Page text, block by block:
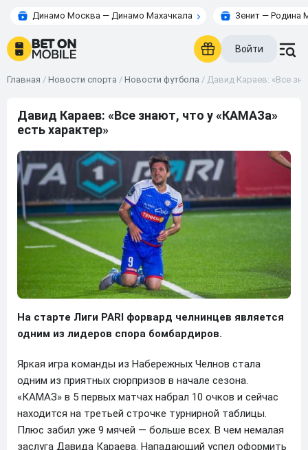
Динамо Москва — Динамо Махачкала Зенит — Родина
Войти
Главная / Новости спорта / Новости футбола / Давид Караев: «Все
Давид Караев: «Все знают, что у «КАМАЗа»
есть характер»
На старте Лиги PARI форвард челнинцев является
одним из лидеров спора бомбардиров.
Яркая игра команды из Набережных Челнов стала
одним из приятных сюрпризов в начале сезона.
«КАМАЗ» в 5 первых матчах набрал 10 очков и сейчас
находится на третьей строчке турнирной таблицы.
Плюс забил уже 9 мячей — больше всех. В чем немалая
заслуга Давида Караева. Нападающий успел оформить